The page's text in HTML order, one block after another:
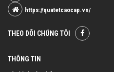
https://quatetcaocap.vn/
THEO DÕI CHÚNG TÔI
THÔNG TIN